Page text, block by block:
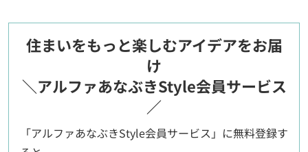
住まいをもっと楽しむアイデアをお届
け
＼アルファあなぶきStyle会員サービス
／
「アルファあなぶきStyle会員サービス」に無料登録す